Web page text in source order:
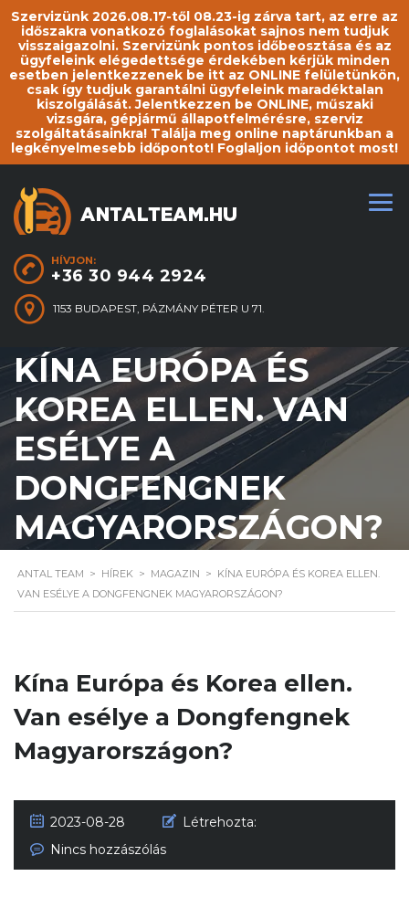
Szervizünk 2026.08.17-től 08.23-ig zárva tart, az erre az
időszakra vonatkozó foglalásokat sajnos nem tudjuk
visszaigazolni. Szervizünk pontos időbeosztása és az
ügyfeleink elégedettsége érdekében kérjük minden
esetben jelentkezzenek be itt az ONLINE felületünkön,
csak így tudjuk garantálni ügyfeleink maradéktalan
kiszolgálását. Jelentkezzen be ONLINE, műszaki
vizsgára, gépjármű állapotfelmérésre, szerviz
szolgáltatásainkra! Találja meg online naptárunkban a
legkényelmesebb időpontot! Foglaljon időpontot most!
HÍVJON:
+36 30 944 2924
1153 BUDAPEST, PÁZMÁNY PÉTER U 71.
KÍNA EURÓPA ÉS
KOREA ELLEN. VAN
ESÉLYE A
DONGFENGNEK
MAGYARORSZÁGON?
ANTAL TEAM > HÍREK > MAGAZIN > KÍNA EURÓPA ÉS KOREA ELLEN.
VAN ESÉLYE A DONGFENGNEK MAGYARORSZÁGON?
Kína Európa és Korea ellen.
Van esélye a Dongfengnek
Magyarországon?
2023-08-28
Létrehozta:
Nincs hozzászólás